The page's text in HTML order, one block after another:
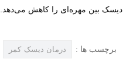
دیسک بین مهره‌ای را کاهش می‌دهد.
برچسب ها : درمان ديسک کمر